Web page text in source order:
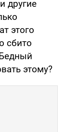
другие
этого
сбито
этому?